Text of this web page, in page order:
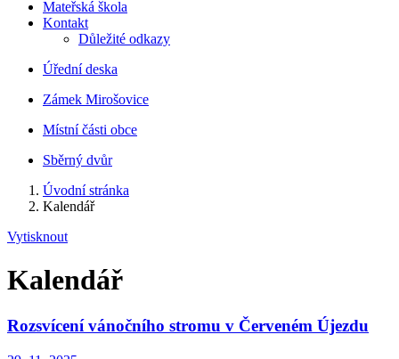
Mateřská škola
Kontakt
Důležité odkazy
Úřední deska
Zámek Mirošovice
Místní části obce
Sběrný dvůr
Úvodní stránka
Kalendář
Vytisknout
Kalendář
Rozsvícení vánočního stromu v Červeném Újezdu